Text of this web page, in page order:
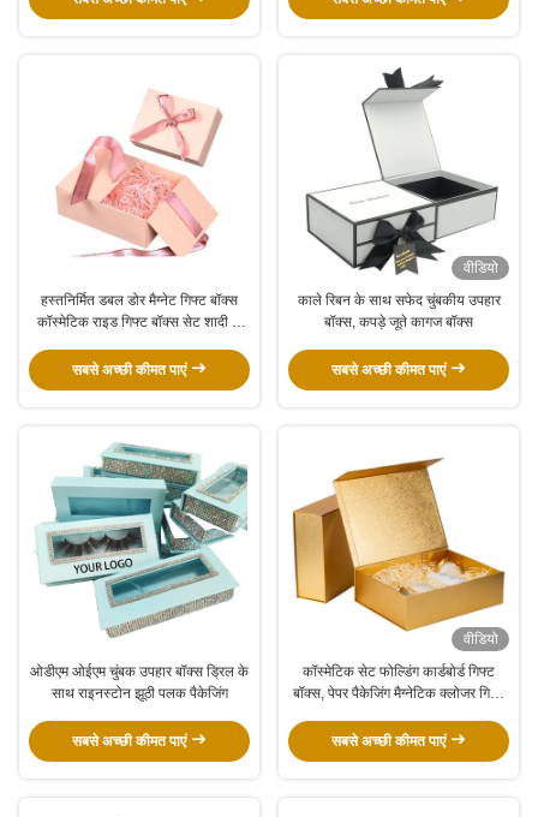
हस्तनिर्मित डबल डोर मैग्नेट गिफ्ट बॉक्स
कॉस्मेटिक राइड गिफ्ट बॉक्स सेट शादी के
सबसे अच्छी कीमत पाएं
वीडियो
काले रिबन के साथ सफेद चुंबकीय उपहार
बॉक्स, कपड़े जूते कागज बॉक्स
सबसे अच्छी कीमत पाएं
ओडीएम ओईएम चुंबक उपहार बॉक्स ड्रिल के
साथ राइनस्टोन झूठी पलक पैकेजिंग
सबसे अच्छी कीमत पाएं
वीडियो
कॉस्मेटिक सेट फोल्डिंग कार्डबोर्ड गिफ्ट
बॉक्स, पेपर पैकेजिंग मैग्नेटिक क्लोजर गिफ्ट
सबसे अच्छी कीमत पाएं